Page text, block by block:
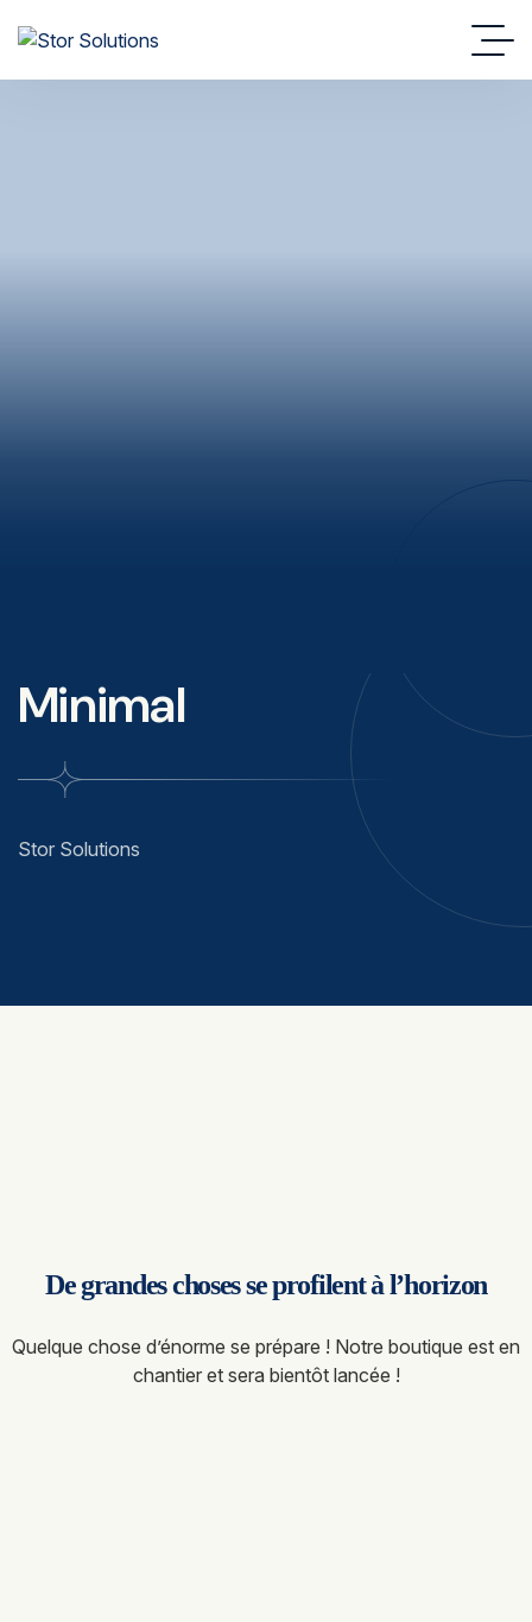
Minimal
Stor Solutions
De grandes choses se profilent à l’horizon
Quelque chose d’énorme se prépare ! Notre boutique est en
chantier et sera bientôt lancée !